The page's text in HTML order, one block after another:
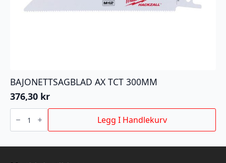
BAJONETTSAGBLAD AX TCT 300MM
376,30 kr
BAJONETTSAGBLAD
AX
300MM
Legg I Handlekurv